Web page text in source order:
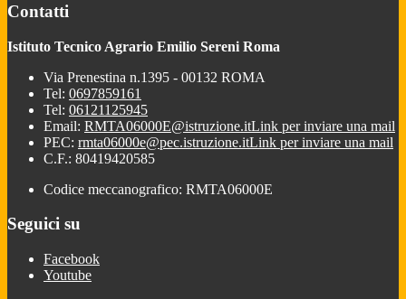
Contatti
Istituto Tecnico Agrario Emilio Sereni Roma
Via Prenestina n.1395 - 00132 ROMA
Tel: 0697859161
Tel: 06121125945
Email: RMTA06000E@istruzione.itLink per inviare una mail
PEC: rmta06000e@pec.istruzione.itLink per inviare una mail
C.F.: 80419420585
Codice meccanografico: RMTA06000E
Seguici su
Facebook
Youtube